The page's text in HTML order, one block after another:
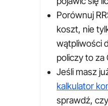
Porównuj
koszt, nie
wątpliwości
policzy to za
Jeśli masz
kalkulator
sprawdź,